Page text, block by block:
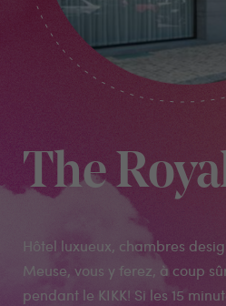
The
Hôtel luxueux, chambres
Meuse, vous y ferez, à coup
pendant le KIKK! Si les 15